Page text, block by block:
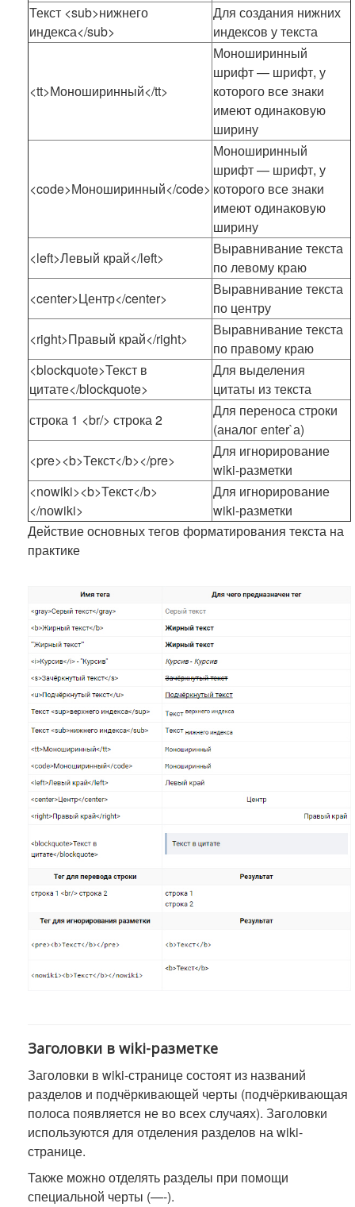
Текст <sub>нижнего
индекса</sub>
Для создания нижних
индексов у текста
<tt>Моноширинный</tt>
Моноширинный
шрифт — шрифт, у
которого все знаки
имеют одинаковую
ширину
<code>Моноширинный</code>
Моноширинный
шрифт — шрифт, у
которого все знаки
имеют одинаковую
ширину
<left>Левый край</left>
Выравнивание текста
по левому краю
<center>Центр</center>
Выравнивание текста
по центру
<right>Правый край</right>
Выравнивание текста
по правому краю
<blockquote>Текст в
цитате</blockquote>
Для выделения
цитаты из текста
строка 1 <br/> строка 2
Для переноса строки
(аналог enter`а)
<pre><b>Текст</b></pre>
Для игнорирование
wiki-разметки
<nоwiki><b>Текст</b>
</nоwiki>
Для игнорирование
wiki-разметки
Действие основных тегов форматирования текста на
практике
Заголовки в wiki-разметке
Заголовки в wiki-странице состоят из названий
разделов и подчёркивающей черты (подчёркивающая
полоса появляется не во всех случаях). Заголовки
используются для отделения разделов на wiki-
странице.
Также можно отделять разделы при помощи
специальной черты (—-).